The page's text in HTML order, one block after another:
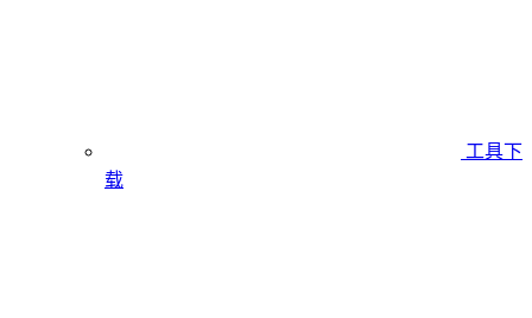
工具下
载